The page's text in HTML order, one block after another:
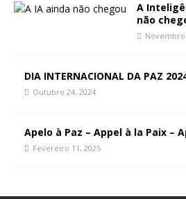
A
não
Novembro
DIA INTERNACIONAL DA PAZ
Outubro 24, 2024
Apelo à Paz – Appel à la Paix –
Fevereiro 11, 2025